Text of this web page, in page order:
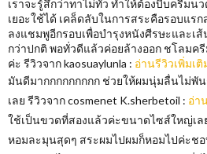
เราจะรู้สึกว่าทาไม่ทั่ว ทำให้ต้องบีบครีมน
เยอะใช้ได้ เคล็ดลับในการสระคือรอบแร
ลงแชมพูอีกรอบเพื่อบำรุงหนังศีรษะและเ
กว่าปกติ พอทั่วดีแล้วค่อยล้างออก ชโลมค
ค่ะ รีวิวจาก kaosuaylunla : อ่านรีวิวเพิ่มเ
มันดีมากกกกกกกกก ช่วยให้ผมนุ่มลื่นไม่พั
เลย รีวิวจาก cosmenet K.sherbetoil : อ่า
ใช้เป็นขวดที่สองแล้วค่ะขนาดไซส์ใหญ่เล
หอมละมุนสุดๆ สระผมไปผมก็หอมไปค่ะช